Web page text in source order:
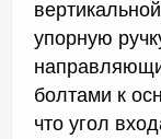
упорную
болтами к
что угол